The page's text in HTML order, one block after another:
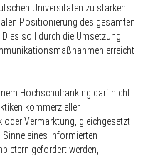
Universitäten zu stärken
Positionierung des gesamten
soll durch die Umsetzung
erreicht
Hochschulranking darf nicht
kommerzieller
Vermarktung, gleichgesetzt
eines informierten
gefordert werden,